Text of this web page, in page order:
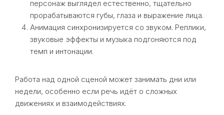
персонаж выглядел естественно, тщательно
прорабатываются губы, глаза и выражение лица.
Анимация синхронизируется со звуком. Реплики,
звуковые эффекты и музыка подгоняются под
темп и интонации.
Работа над одной сценой может занимать дни или
недели, особенно если речь идёт о сложных
движениях и взаимодействиях.